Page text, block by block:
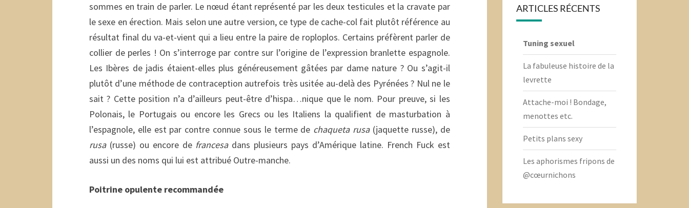
sommes en train de parler. Le nœud étant représenté par les deux testicules et la cravate par
le sexe en érection. Mais selon une autre version, ce type de cache-col fait plutôt référence au
résultat final du va-et-vient qui a lieu entre la paire de roploplos. Certains préfèrent parler de
collier de perles ! On s’interroge par contre sur l’origine de l’expression branlette espagnole.
Les Ibères de jadis étaient-elles plus généreusement gâtées par dame nature ? Ou s’agit-il
plutôt d’une méthode de contraception autrefois très usitée au-delà des Pyrénées ? Nul ne le
sait ? Cette position n’a d’ailleurs peut-être d’hispa…nique que le nom. Pour preuve, si les
Polonais, le Portugais ou encore les Grecs ou les Italiens la qualifient de masturbation à
l’espagnole, elle est par contre connue sous le terme de chaqueta rusa(jaquette russe), de
rusa(russe) ou encore de francesadans plusieurs pays d’Amérique latine. French Fuck est
aussi un des noms qui lui est attribué Outre-manche.
Poitrine opulente recommandée
ARTICLES RÉCENTS
Tuning sexuel
La fabuleuse histoire de la
levrette
Attache-moi ! Bondage,
menottes etc.
Petits plans sexy
Les aphorismes fripons de
@cœurnichons